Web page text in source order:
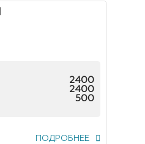
2400
2400
500
ПОДРОБНЕЕ